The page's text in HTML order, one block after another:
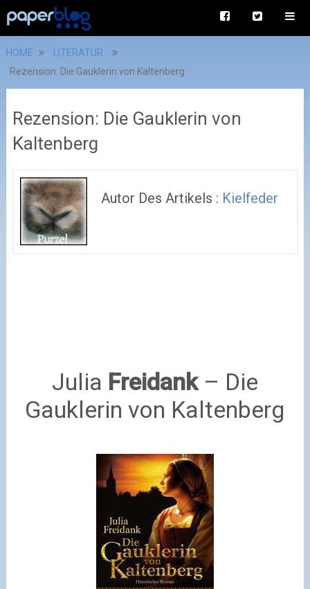
HOME
LITERATUR
Rezension: Die Gauklerin von Kaltenberg
Rezension: Die Gauklerin von
Kaltenberg
Autor Des Artikels : Kielfeder
Julia Freidank– Die
Gauklerin von Kaltenberg